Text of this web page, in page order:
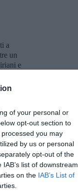
of your personal or
opt-out section to
you may
by us or personal
opt-out of the
list of downstream
on the IAB’s List of
a
un
e
cui